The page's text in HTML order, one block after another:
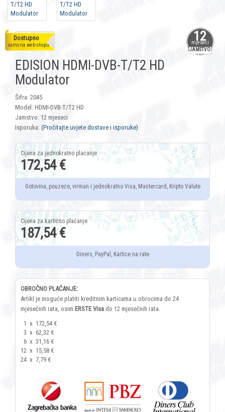
12
mjeseci
JAMSTVO
Dostupno
samo na web-shopu
EDISION HDMI-DVB-T/T2 HD
Modulator
Šifra: 2045
Model: HDMI-DVB-T/T2 HD
Jamstvo: 12 mjeseci
Isporuka: (Pročitajte uvjete dostave i isporuke)
172,54 €
Gotovina, pouzeće, virman i jednokratno Visa, Mastercard, Kripto Valute
187,54 €
Diners, PayPal, Kartice na rate
OBROČNO PLAĆANJE:
Artikl je moguće platiti kreditnim karticama u obrocima do 24
mjesečnih rata, osim ERSTE Visa do 12 mjesečnih rata.
1 x 172,54 €
3 x 62,32 €
6 x 31,16 €
12 x 15,58 €
24 x 7,79 €